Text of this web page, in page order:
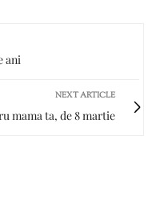
ani
NEXT ARTICLE
mama ta, de 8 martie